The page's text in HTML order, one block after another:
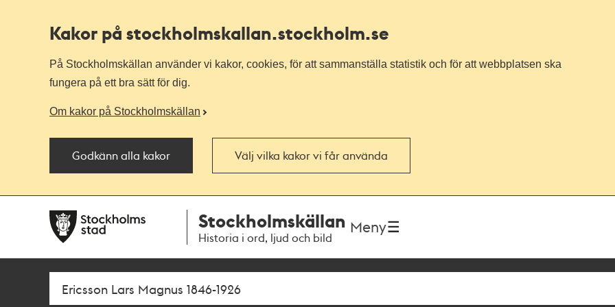
Kakor på stockholmskallan.stockholm.se
På Stockholmskällan använder vi kakor, cookies, för att sammanställa statistik och för att webbplatsen ska
fungera på ett bra sätt för dig.
Om kakor på Stockholmskällan
Godkänn alla kakor Välj vilka kakor vi får använda
navigationen
huvudinnehållet
Stockholmskällan
Historia i ord, ljud och bild
Meny
Sök